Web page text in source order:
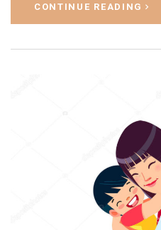
CONTINUE READING